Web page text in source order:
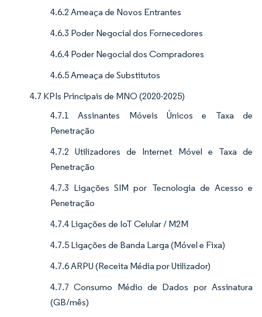
4.6.2 Ameaça de Novos Entrantes
4.6.3 Poder Negocial dos Fornecedores
4.6.4 Poder Negocial dos Compradores
4.6.5 Ameaça de Substitutos
4.7 KPIs Principais de MNO (2020-2025)
4.7.1 Assinantes Móveis Únicos e Taxa de
Penetração
4.7.2 Utilizadores de Internet Móvel e Taxa de
Penetração
4.7.3 Ligações SIM por Tecnologia de Acesso e
Penetração
4.7.4 Ligações de IoT Celular / M2M
4.7.5 Ligações de Banda Larga (Móvel e Fixa)
4.7.6 ARPU (Receita Média por Utilizador)
4.7.7 Consumo Médio de Dados por Assinatura
(GB/mês)